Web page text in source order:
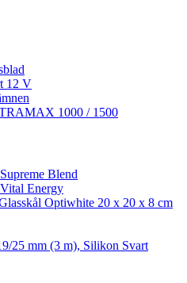
12 V
1000 / 1500
Blend
Energy
Optiwhite 20 x 20 x 8 cm
25 mm (3 m), Silikon Svart